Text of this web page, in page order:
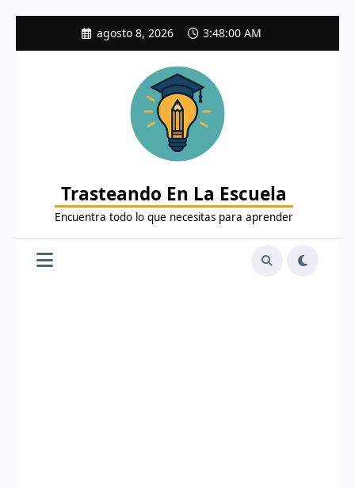
agosto 8, 2026 3:48:01 AM
Trasteando En La Escuela
Encuentra todo lo que necesitas para aprender